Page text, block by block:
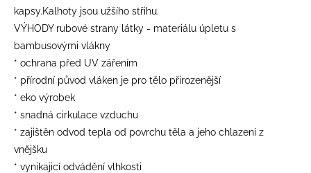
kapsy.Kalhoty jsou užšího střihu.
VÝHODY rubové strany látky - materiálu úpletu s
bambusovými vlákny
* ochrana před UV zářením
* přírodní původ vláken je pro tělo přirozenější
* eko výrobek
* snadná cirkulace vzduchu
* zajištěn odvod tepla od povrchu těla a jeho chlazení z
vnějšku
* vynikajicí odvádění vlhkosti